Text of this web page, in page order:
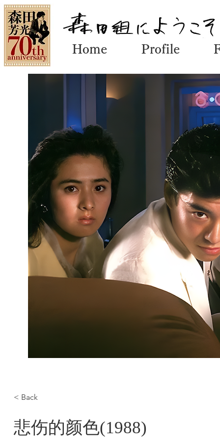
Home Profile
< Back
悲伤的颜色(1988)